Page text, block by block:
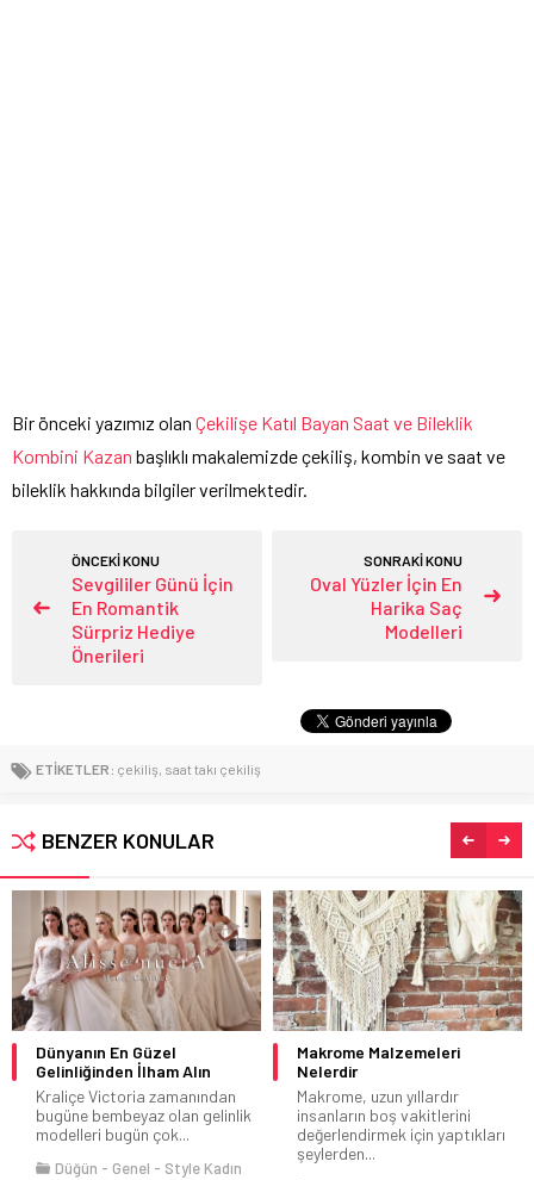
Bir önceki yazımız olan Çekilişe Katıl Bayan Saat ve Bileklik
Kombini Kazan başlıklı makalemizde çekiliş, kombin ve saat ve
bileklik hakkında bilgiler verilmektedir.
ÖNCEKİ KONU
Sevgililer Günü İçin
En Romantik
Sürpriz Hediye
Önerileri
SONRAKİ KONU
Oval Yüzler İçin En
Harika Saç
Modelleri
ETİKETLER: çekiliş, saat takı çekiliş
BENZER KONULAR
Dünyanın En Güzel
Gelinliğinden İlham Alın
Kraliçe Victoria zamanından
bugüne bembeyaz olan gelinlik
modelleri bugün çok...
Düğün Genel
Style Kadın
Makrome Malzemeleri
Nelerdir
Makrome, uzun yıllardır
insanların boş vakitlerini
değerlendirmek için yaptıkları
şeylerden...